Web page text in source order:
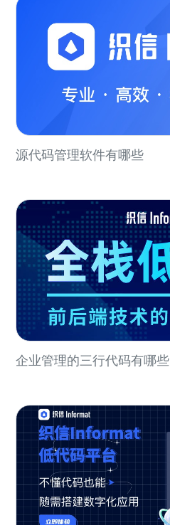
源代码管理软件有哪些
企业管理的三行代码有哪些